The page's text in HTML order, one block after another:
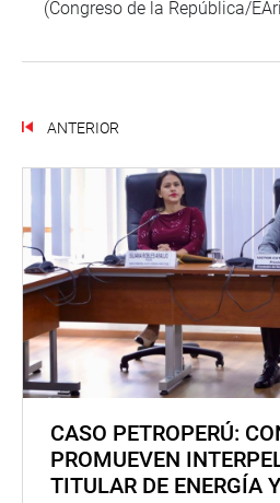
(Congreso de la República/
ANTERIOR
CASO PETROPERÚ:
PROMUEVEN
TITULAR DE ENERGÍA